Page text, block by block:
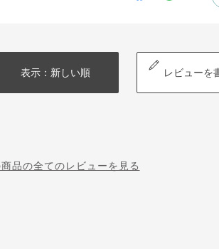
表示：新しい順 レビューを
商品の全てのレビューを見る